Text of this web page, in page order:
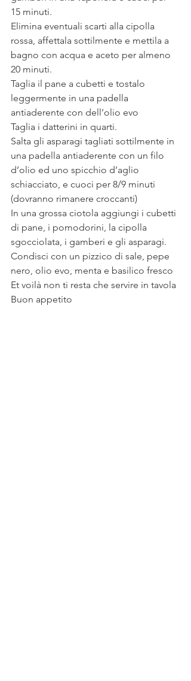
15 minuti.
Elimina eventuali scarti alla cipolla
rossa, affettala sottilmente e mettila a
bagno con acqua e aceto per almeno
20 minuti.
Taglia il pane a cubetti e tostalo
leggermente in una padella
antiaderente con dell’olio evo
Taglia i datterini in quarti.
Salta gli asparagi tagliati sottilmente in
una padella antiaderente con un filo
d’olio ed uno spicchio d’aglio
schiacciato, e cuoci per 8/9 minuti
(dovranno rimanere croccanti)
In una grossa ciotola aggiungi i cubetti
di pane, i pomodorini, la cipolla
sgocciolata, i gamberi e gli asparagi.
Condisci con un pizzico di sale, pepe
nero, olio evo, menta e basilico fresco
Et voilà non ti resta che servire in tavola
Buon appetito